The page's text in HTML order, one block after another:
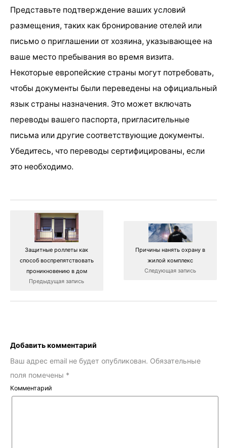
Представьте подтверждение ваших условий
размещения, таких как бронирование отелей или
письмо о приглашении от хозяина, указывающее на
ваше место пребывания во время визита.
Некоторые европейские страны могут потребовать,
чтобы документы были переведены на официальный
язык страны назначения. Это может включать
переводы вашего паспорта, пригласительные
письма или другие соответствующие документы.
Убедитесь, что переводы сертифицированы, если
это необходимо.
Защитные роллеты как
способ воспрепятствовать
проникновению в дом
Предыдущая запись
Причины нанять охрану в
жилой комплекс
Следующая запись
Добавить комментарий
Ваш адрес email не будет опубликован. Обязательные
поля помечены *
Комментарий